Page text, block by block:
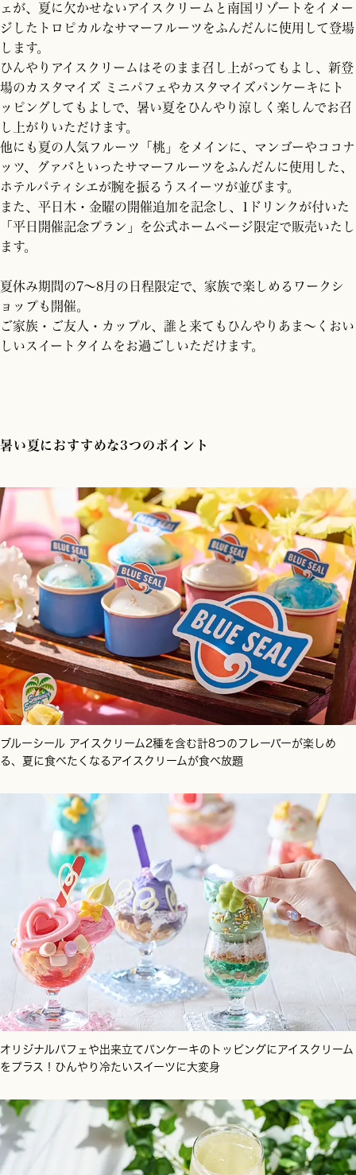
ェが、夏に欠かせないアイスクリームと南国リゾートをイメー
ジしたトロピカルなサマーフルーツをふんだんに使用して登場
します。
ひんやりアイスクリームはそのまま召し上がってもよし、新登
場のカスタマイズ ミニパフェやカスタマイズパンケーキにト
ッピングしてもよしで、暑い夏をひんやり涼しく楽しんでお召
し上がりいただけます。
他にも夏の人気フルーツ「桃」をメインに、マンゴーやココナ
ッツ、グァバといったサマーフルーツをふんだんに使用した、
ホテルパティシエが腕を振るうスイーツが並びます。
また、平日木・金曜の開催追加を記念し、1ドリンクが付いた
「平日開催記念プラン」を公式ホームページ限定で販売いたし
ます。
夏休み期間の7～8月の日程限定で、家族で楽しめるワークシ
ョップも開催。
ご家族・ご友人・カップル、誰と来てもひんやりあま～くおい
しいスイートタイムをお過ごしいただけます。
暑い夏におすすめな3つのポイント
ブルーシール アイスクリーム2種を含む計8つのフレーバーが楽しめ
る、夏に食べたくなるアイスクリームが食べ放題
オリジナルパフェや出来立てパンケーキのトッピングにアイスクリーム
をプラス！ひんやり冷たいスイーツに大変身